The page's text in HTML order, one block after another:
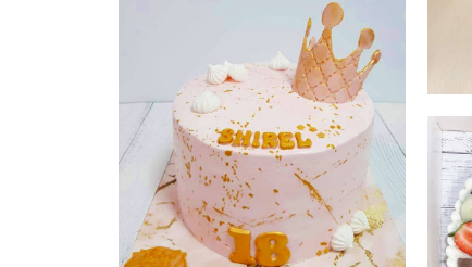
עוגה מעוצבת עם כתר לגיל 18
פרטים נוספים
פירות ושוקולדים לבנות